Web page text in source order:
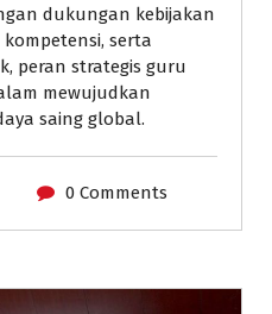
dukungan kebijakan
serta
peran strategis guru
mewujudkan
saing global.
0 Comments